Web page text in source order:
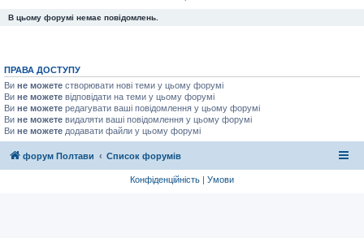
В цьому форумі немає повідомлень.
ПРАВА ДОСТУПУ
Ви не можете створювати нові теми у цьому форумі
Ви не можете відповідати на теми у цьому форумі
Ви не можете редагувати ваші повідомлення у цьому форумі
Ви не можете видаляти ваші повідомлення у цьому форумі
Ви не можете додавати файли у цьому форумі
форум Полтави Список форумів
Конфіденційність | Умови